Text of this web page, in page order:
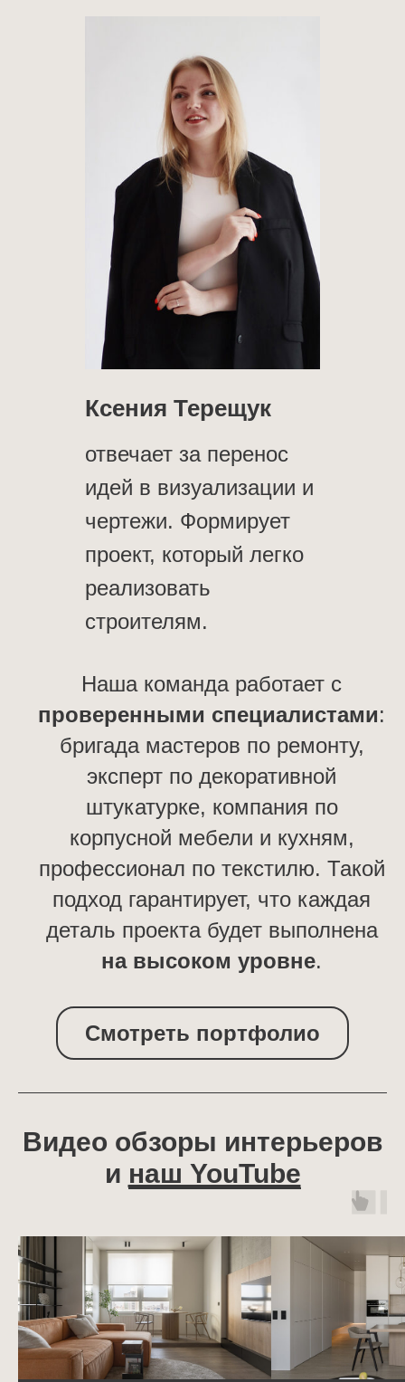
Ксения Терещук
отвечает за перенос
идей в визуализации и
чертежи. Формирует
проект, который легко
реализовать
строителям.
Наша команда работает с
проверенными специалистами:
бригада мастеров по ремонту,
эксперт по декоративной
штукатурке, компания по
корпусной мебели и кухням,
профессионал по текстилю. Такой
подход гарантирует, что каждая
деталь проекта будет выполнена
на высоком уровне.
Смотреть портфолио
Видео обзоры интерьеров
и наш YouTube